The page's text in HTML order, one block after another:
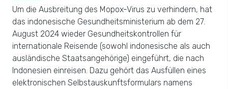
Um die Ausbreitung des Mopox-Virus zu verhindern, hat
das indonesische Gesundheitsministerium ab dem 27.
August 2024 wieder Gesundheitskontrollen für
internationale Reisende (sowohl indonesische als auch
ausländische Staatsangehörige) eingeführt, die nach
Indonesien einreisen. Dazu gehört das Ausfüllen eines
elektronischen Selbstauskunftsformulars namens